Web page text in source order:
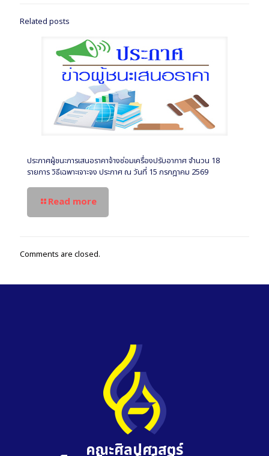
Related posts
ประกาศผู้ชนะการเสนอราคาจ้างซ่อมเครื่องปรับอากาศ จำนวน 18
รายการ วิธีเฉพาะเจาะจง ประกาศ ณ วันที่ 15 กรกฎาคม 2569
Read more
Comments are closed.
คณะศิลปศาสตร์